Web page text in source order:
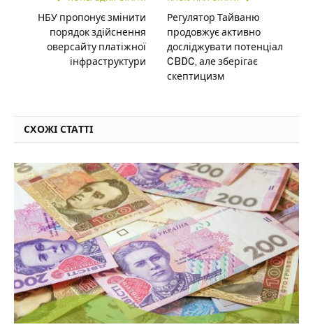
НБУ пропонує змінити
порядок здійснення
оверсайту платіжної
інфраструктури
Регулятор Тайваню
продовжує активно
досліджувати потенціал
CBDC, але зберігає
скептицизм
СХОЖІ СТАТТІ